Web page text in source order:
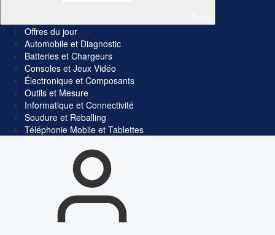
Offres du jour
Automobile et Diagnostic
Batteries et Chargeurs
Consoles et Jeux Vidéo
Électronique et Composants
Outils et Mesure
Informatique et Connectivité
Soudure et Reballing
Téléphonie Mobile et Tablettes